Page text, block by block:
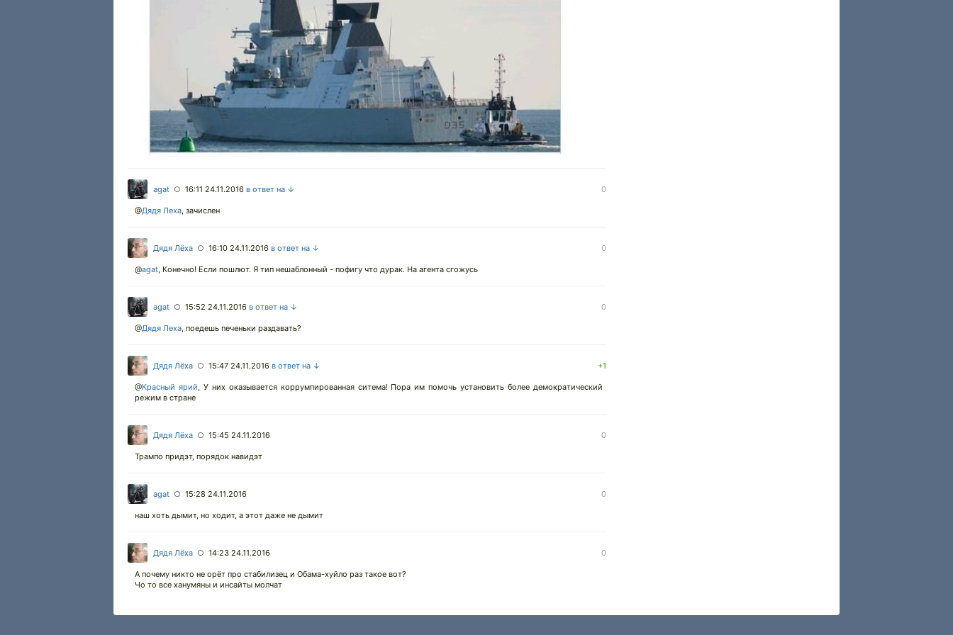
agat ○ 16:11 24.11.2016 в ответ на ↓ 0
@Дядя Леха, зачислен
Дядя Лёха ○ 16:10 24.11.2016 в ответ на ↓ 0
@agat, Конечно! Если пошлют. Я тип нешаблонный - пофигу что дурак. На агента сгожусь
agat ○ 15:52 24.11.2016 в ответ на ↓ 0
@Дядя Леха, поедешь печеньки раздавать?
Дядя Лёха ○ 15:47 24.11.2016 в ответ на ↓ +1
@Красный ярий, У них оказывается коррумпированная ситема! Пора им помочь установить более демократический
режим в стране
Дядя Лёха ○ 15:45 24.11.2016 0
Трампо придэт, порядок навидэт
agat ○ 15:28 24.11.2016 0
наш хоть дымит, но ходит, а этот даже не дымит
Дядя Лёха ○ 14:23 24.11.2016 0
А почему никто не орёт про стабилизец и Обама-хуйло раз такое вот?
Чо то все ханумяны и инсайты молчат